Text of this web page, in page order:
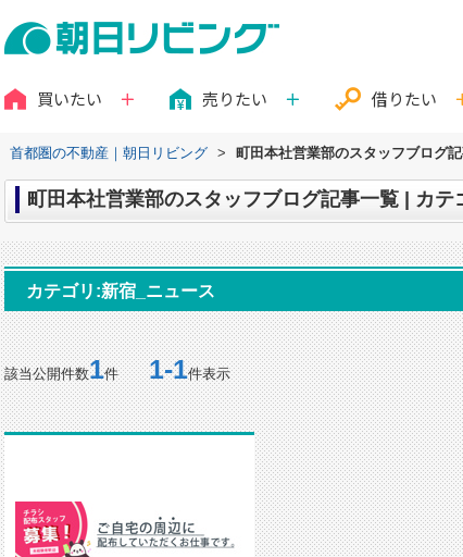
買いたい 売りたい 借りたい
首都圏の不動産｜朝日リビング > 町田本社営業部のスタッフブログ
町田本社営業部のスタッフブログ記事一覧 | カテ
カテゴリ:新宿_ニュース
該当公開件数1件1-1件表示